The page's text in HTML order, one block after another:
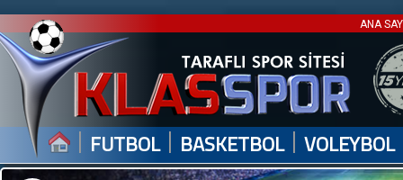
ANA
| FUTBOL | BASKETBOL | VOLEYBOL